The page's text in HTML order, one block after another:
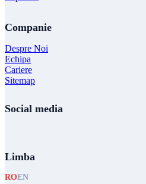
Companie
Despre Noi
Echipa
Cariere
Sitemap
Social media
Limba
ROEN